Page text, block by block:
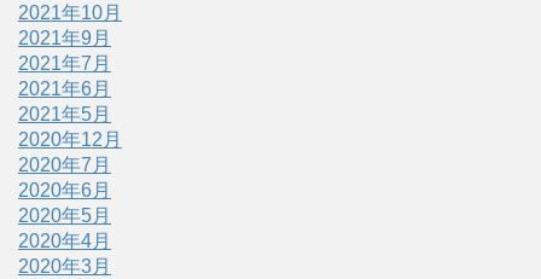
2021年10月
2021年9月
2021年7月
2021年6月
2021年5月
2020年12月
2020年7月
2020年6月
2020年5月
2020年4月
2020年3月